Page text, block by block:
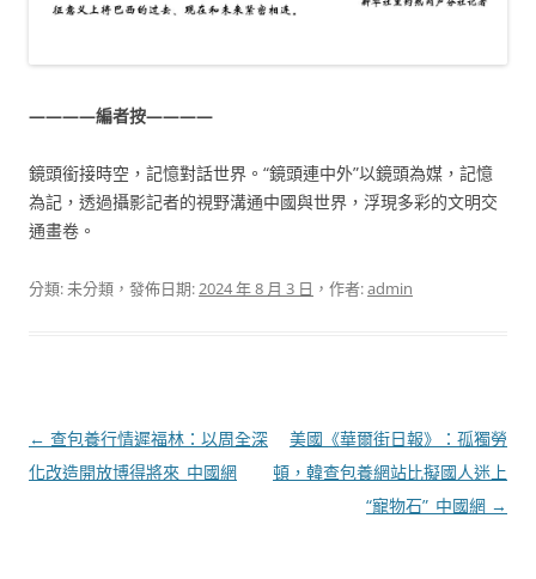
————編者按————
鏡頭銜接時空，記憶對話世界。“鏡頭連中外”以鏡頭為媒，記憶
為記，透過攝影記者的視野溝通中國與世界，浮現多彩的文明交
通畫卷。
分類: 未分類，發佈日期:2024 年 8 月 3 日 ，作者:admin
文
章
← 查包養行情遲福林：以周全深
化改造開放博得將來_中國網
美國《華爾街日報》：孤獨勞
頓，韓查包養網站比擬國人迷上
“寵物石”_中國網 →